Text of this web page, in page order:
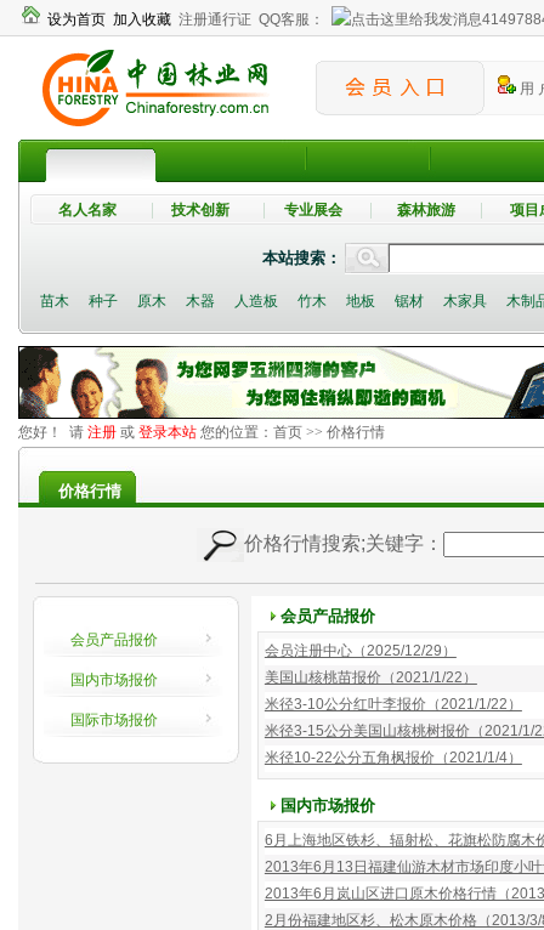
设为首页 加入收藏 注册通行证 QQ客服：
用
名人名家 技术创新 专业展会 森林旅游 项目
本站搜索：
苗木 种子 原木 木器 人造板 竹木 地板 锯材 木家具 木制
您好！ 请 注册 或 登录本站 您的位置： 首页 >> 价格行情
价格行情
价格行情搜索;关键字：
会员产品报价
国内市场报价
国际市场报价
会员产品报价
会员注册中心（2025/12/29）
美国山核桃苗报价（2021/1/22）
米径3-10公分红叶李报价（2021/1/22）
米径3-15公分美国山核桃树报价（2021/1/
米径10-22公分五角枫报价（2021/1/4）
国内市场报价
6月上海地区铁杉、辐射松、花旗松防腐木
2013年6月13日福建仙游木材市场印度小
2013年6月岚山区进口原木价格行情（
2月份福建地区杉、松木原木价格（2013/